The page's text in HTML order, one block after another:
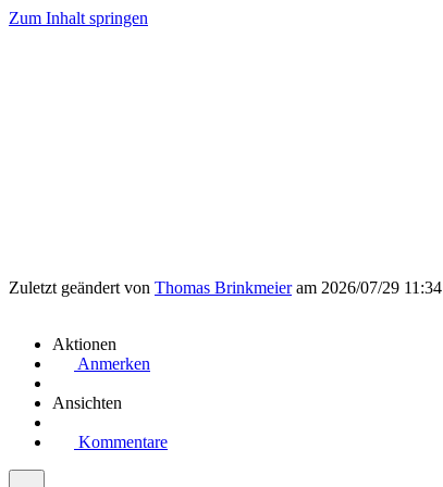
Zum Inhalt springen
Zuletzt geändert von Thomas Brinkmeieram 2026/07/29 11:34
Aktionen
Anmerken
Ansichten
Kommentare